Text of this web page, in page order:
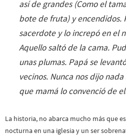
así de grandes (Como el
bote de fruta) y encendidos.
sacerdote y lo increpó en el
Aquello saltó de la cama.
unas plumas. Papá se
vecinos. Nunca nos dijo
que mamá lo convenció de
La historia, no abarca mucho más que
nocturna en una iglesia y un ser